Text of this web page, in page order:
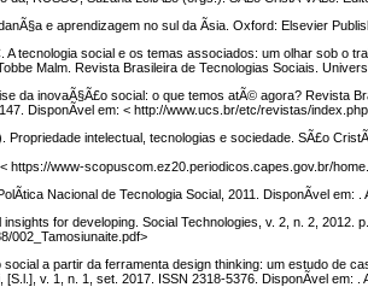
e aprendizagem no sul da Ãsia. Oxford: Elsevier
tecnologia social e os temas associados: um olhar sob o
Malm. Revista Brasileira de Tecnologias Sociais.
da inovaÃ§Ã£o social: o que temos atÃ© agora? Revista
DisponÃ­vel em: < http://www.ucs.br/etc/revistas/
Propriedade intelectual, tecnologias e sociedade. SÃ£o
https://www-scopuscom.ez20.periodicos.capes.gov.br/
Nacional de Tecnologia Social, 2011. DisponÃ­vel em: .
for developing. Social Technologies, v. 2, n. 2, 2012.
002_Tamosiunaite.pdf>
social a partir da ferramenta design thinking: um estudo de
[S.l.], v. 1, n. 1, set. 2017. ISSN 2318-5376. DisponÃ­vel em: .